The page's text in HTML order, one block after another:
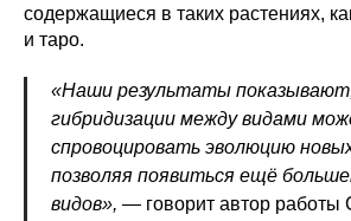
содержащиеся в таких растениях,
и таро.
«Наши результаты показывают,
гибридизации между видами
спровоцировать эволюцию
позволяя появиться ещё
видов», — говорит автор работы